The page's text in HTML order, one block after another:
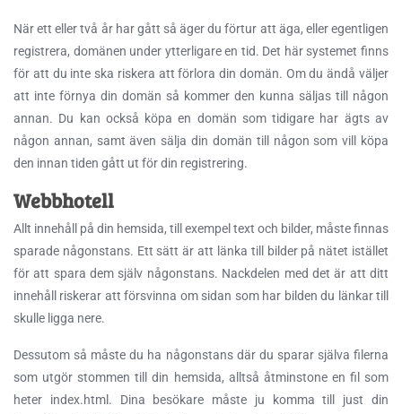
När ett eller två år har gått så äger du förtur att äga, eller egentligen
registrera, domänen under ytterligare en tid. Det här systemet finns
för att du inte ska riskera att förlora din domän. Om du ändå väljer
att inte förnya din domän så kommer den kunna säljas till någon
annan. Du kan också köpa en domän som tidigare har ägts av
någon annan, samt även sälja din domän till någon som vill köpa
den innan tiden gått ut för din registrering.
Webbhotell
Allt innehåll på din hemsida, till exempel text och bilder, måste finnas
sparade någonstans. Ett sätt är att länka till bilder på nätet istället
för att spara dem själv någonstans. Nackdelen med det är att ditt
innehåll riskerar att försvinna om sidan som har bilden du länkar till
skulle ligga nere.
Dessutom så måste du ha någonstans där du sparar själva filerna
som utgör stommen till din hemsida, alltså åtminstone en fil som
heter index.html. Dina besökare måste ju komma till just din